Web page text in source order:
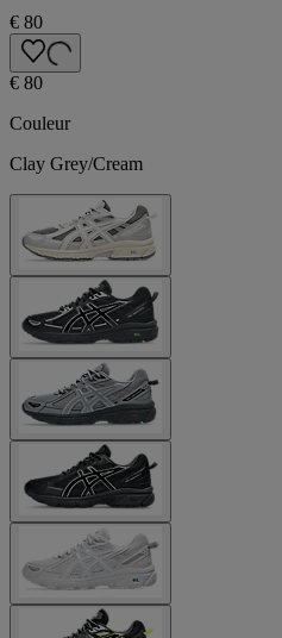
€ 80
€ 80
Couleur
Clay Grey/Cream